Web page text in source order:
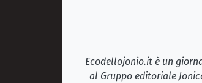
Ecodellojonio.it è un
al Gruppo editoriale